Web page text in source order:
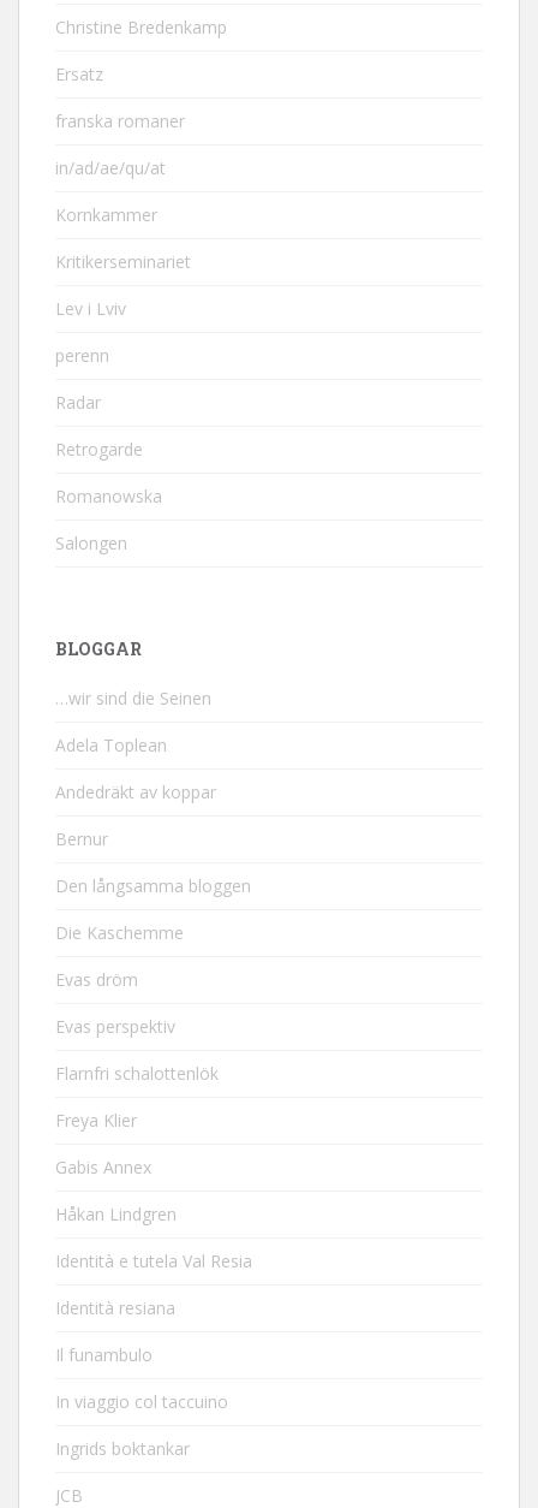
Christine Bredenkamp
Ersatz
franska romaner
in/ad/ae/qu/at
Kornkammer
Kritikerseminariet
Lev i Lviv
perenn
Radar
Retrogarde
Romanowska
Salongen
BLOGGAR
…wir sind die Seinen
Adela Toplean
Andedräkt av koppar
Bernur
Den långsamma bloggen
Die Kaschemme
Evas dröm
Evas perspektiv
Flarnfri schalottenlök
Freya Klier
Gabis Annex
Håkan Lindgren
Identità e tutela Val Resia
Identità resiana
Il funambulo
In viaggio col taccuino
Ingrids boktankar
JCB